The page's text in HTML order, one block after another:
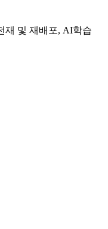
재 및 재배포, AI학습